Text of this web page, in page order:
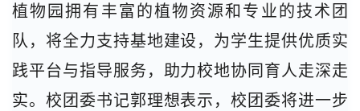
植物园拥有丰富的植物资源和专业的技术团
队，将全力支持基地建设，为学生提供优质实
践平台与指导服务，助力校地协同育人走深走
实。校团委书记郭理想表示，校团委将进一步